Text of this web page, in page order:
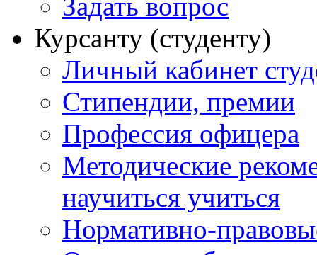
Курсанту (студенту)
Личный кабинет
Стипендии, премии
Профессия офицера
Методические
научиться учиться
Нормативно-